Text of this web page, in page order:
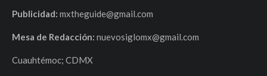
Publicidad: mxtheguide@gmail.com
Mesa de Redacción: nuevosiglomx@gmail.com
Cuauhtémoc; CDMX